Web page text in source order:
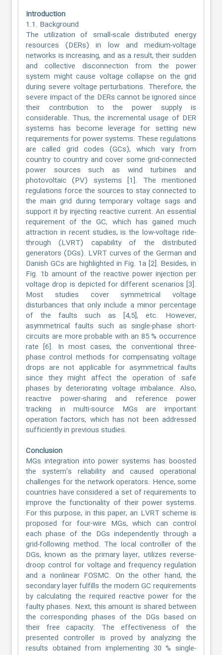
Introduction
1.1. Background
The utilization of small-scale distributed energy
resources (DERs) in low and medium-voltage
networks is increasing, and as a result, their sudden
and collective disconnection from the power
system might cause voltage collapse on the grid
during severe voltage perturbations. Therefore, the
severe impact of the DERs cannot be ignored since
their contribution to the power supply is
considerable. Thus, the incremental usage of DER
systems has become leverage for setting new
requirements for power systems. These regulations
are called grid codes (GCs), which vary from
country to country and cover some grid-connected
power sources such as wind turbines and
photovoltaic (PV) systems [1]. The mentioned
regulations force the sources to stay connected to
the main grid during temporary voltage sags and
support it by injecting reactive current. An essential
requirement of the GC, which has gained much
attraction in recent studies, is the low-voltage ride-
through (LVRT) capability of the distributed
generators (DGs). LVRT curves of the German and
Danish GCs are highlighted in Fig. 1a [2]. Besides, in
Fig. 1b amount of the reactive power injection per
voltage drop is depicted for different scenarios [3].
Most studies cover symmetrical voltage
disturbances that only include a minor percentage
of the faults such as [4,5], etc. However,
asymmetrical faults such as single-phase short-
circuits are more probable with an 85 % occurrence
rate [6]. In most cases, the conventional three-
phase control methods for compensating voltage
drops are not applicable for asymmetrical faults
since they might affect the operation of safe
phases by deteriorating voltage imbalance. Also,
reactive power-sharing and reference power
tracking in multi-source MGs are important
operation factors, which has not been addressed
sufficiently in previous studies.
Conclusion
MGs integration into power systems has boosted
the system's reliability and caused operational
challenges for the network operators. Hence, some
countries have considered a set of requirements to
improve the functionality of their power systems.
For this purpose, in this paper, an LVRT scheme is
proposed for four-wire MGs, which can control
each phase of the DGs independently through a
grid-following method. The local controller of the
DGs, known as the primary layer, utilizes reverse-
droop control for voltage and frequency regulation
and a nonlinear FOSMC. On the other hand, the
secondary layer fulfills the modern GC requirements
by calculating the required reactive power for the
faulty phases. Next, this amount is shared between
the corresponding phases of the DGs based on
their free capacity. The effectiveness of the
presented controller is proved by analyzing the
results obtained from implementing 30 % single-